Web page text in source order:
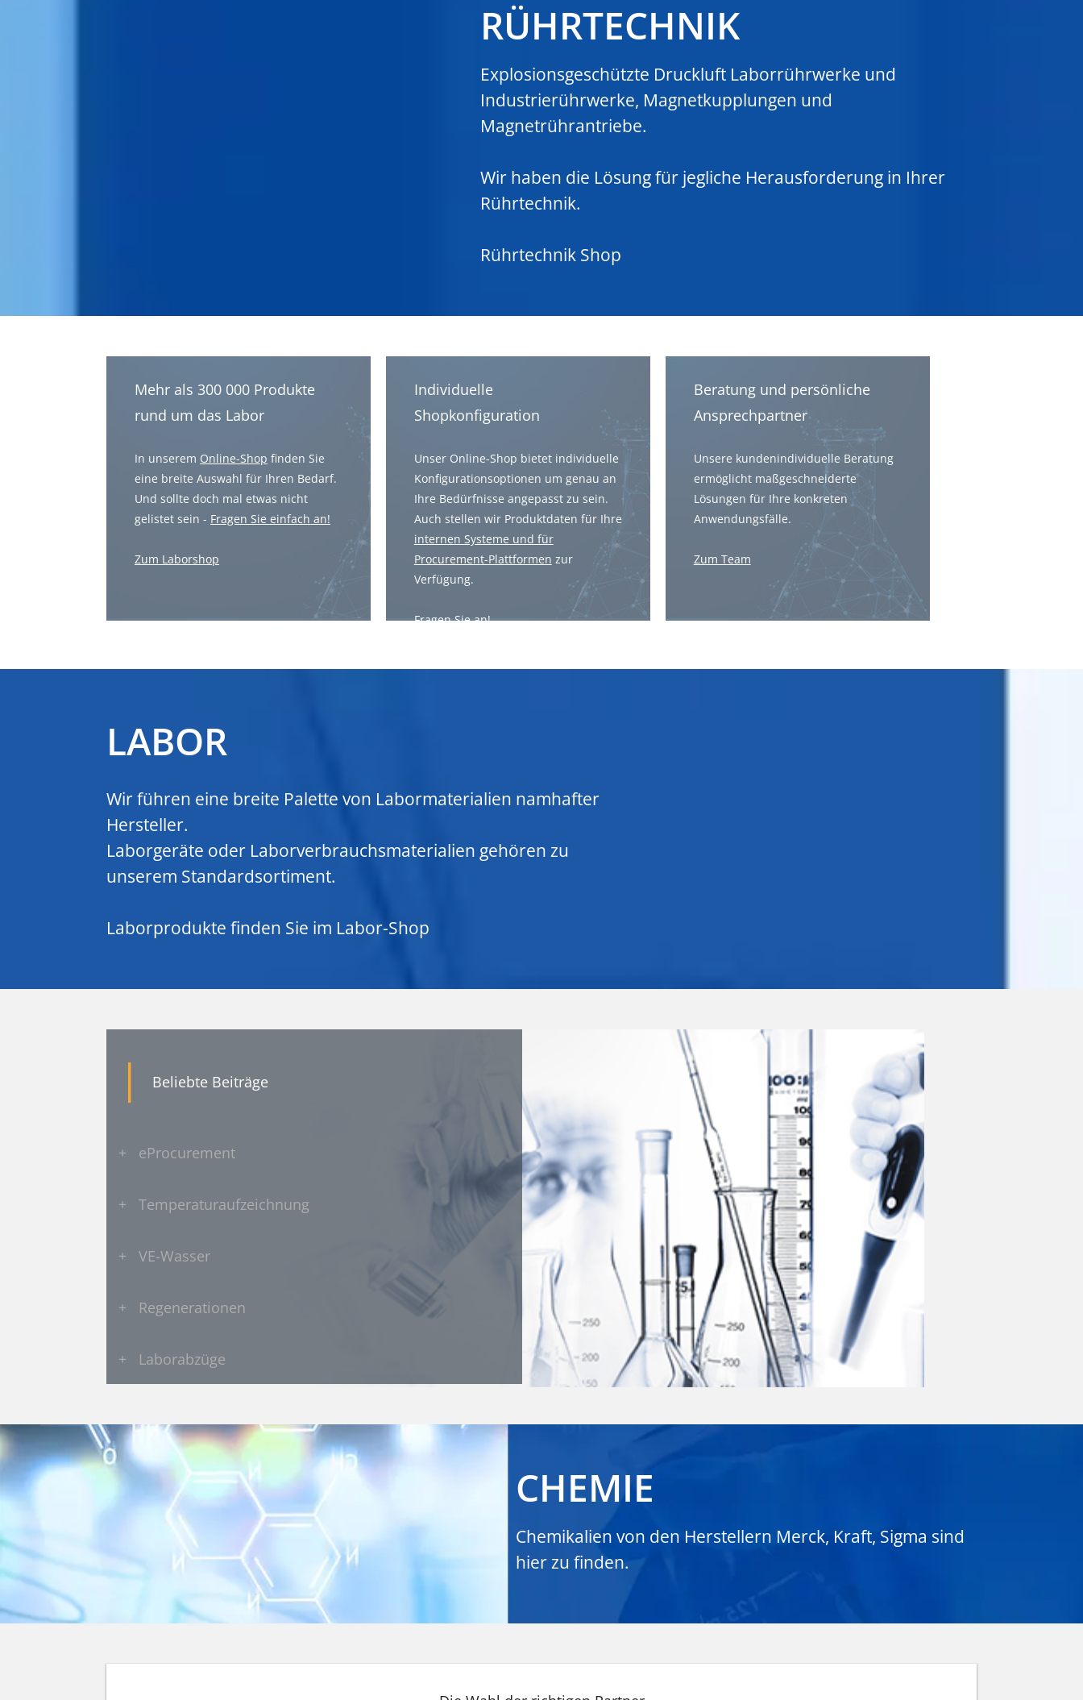
RÜHRTECHNIK
Explosionsgeschützte Druckluft Laborrührwerke und
Industrierührwerke, Magnetkupplungen und
Magnetrührantriebe.
Wir haben die Lösung für jegliche Herausforderung in Ihrer
Rührtechnik.
Rührtechnik Shop
Mehr als 300 000 Produkte
rund um das Labor
In unserem Online-Shop finden Sie
eine breite Auswahl für Ihren Bedarf.
Und sollte doch mal etwas nicht
gelistet sein - Fragen Sie einfach an!
Zum Laborshop
Individuelle
Shopkonfiguration
Unser Online-Shop bietet individuelle
Konfigurationsoptionen um genau an
Ihre Bedürfnisse angepasst zu sein.
Auch stellen wir Produktdaten für Ihre
internen Systeme und für
Procurement-Plattformen zur
Verfügung.
Fragen Sie an!
Beratung und persönliche
Ansprechpartner
Unsere kundenindividuelle Beratung
ermöglicht maßgeschneiderte
Lösungen für Ihre konkreten
Anwendungsfälle.
Zum Team
LABOR
Wir führen eine breite Palette von Labormaterialien namhafter
Hersteller.
Laborgeräte oder Laborverbrauchsmaterialien gehören zu
unserem Standardsortiment.
Laborprodukte finden Sie im Labor-Shop
| Beliebte Beiträge
+ eProcurement
+ Temperaturaufzeichnung
+ VE-Wasser
+ Regenerationen
+ Laborabzüge
CHEMIE
Chemikalien von den Herstellern Merck, Kraft, Sigma sind
hierzu finden.